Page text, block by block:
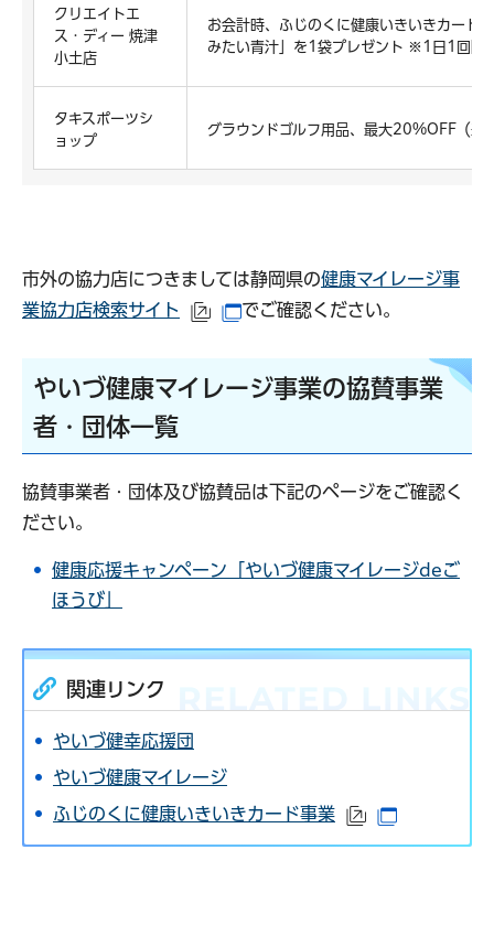
クリエイトエ
ス・ディー 焼津
小土店
お会計時、ふじのくに健康いきいきカード
みたい青汁」を1袋プレゼント ※1日1回限
タキスポーツシ
ョップ
グラウンドゴルフ用品、最大20%OFF（来
市外の協力店につきましては静岡県の健康マイレージ事
業協力店検索サイト
（外部サイトへリンク）
（別ウインドウで開きます）
でご確認ください。
やいづ健康マイレージ事業の協賛事業
者・団体一覧
協賛事業者・団体及び協賛品は下記のページをご確認く
ださい。
健康応援キャンペーン「やいづ健康マイレージdeご
ほうび」
関連リンク
やいづ健幸応援団
やいづ健康マイレージ
ふじのくに健康いきいきカード事業 （外部サイト